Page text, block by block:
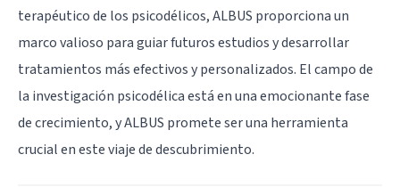
terapéutico de los psicodélicos, ALBUS proporciona un
marco valioso para guiar futuros estudios y desarrollar
tratamientos más efectivos y personalizados. El campo de
la investigación psicodélica está en una emocionante fase
de crecimiento, y ALBUS promete ser una herramienta
crucial en este viaje de descubrimiento.